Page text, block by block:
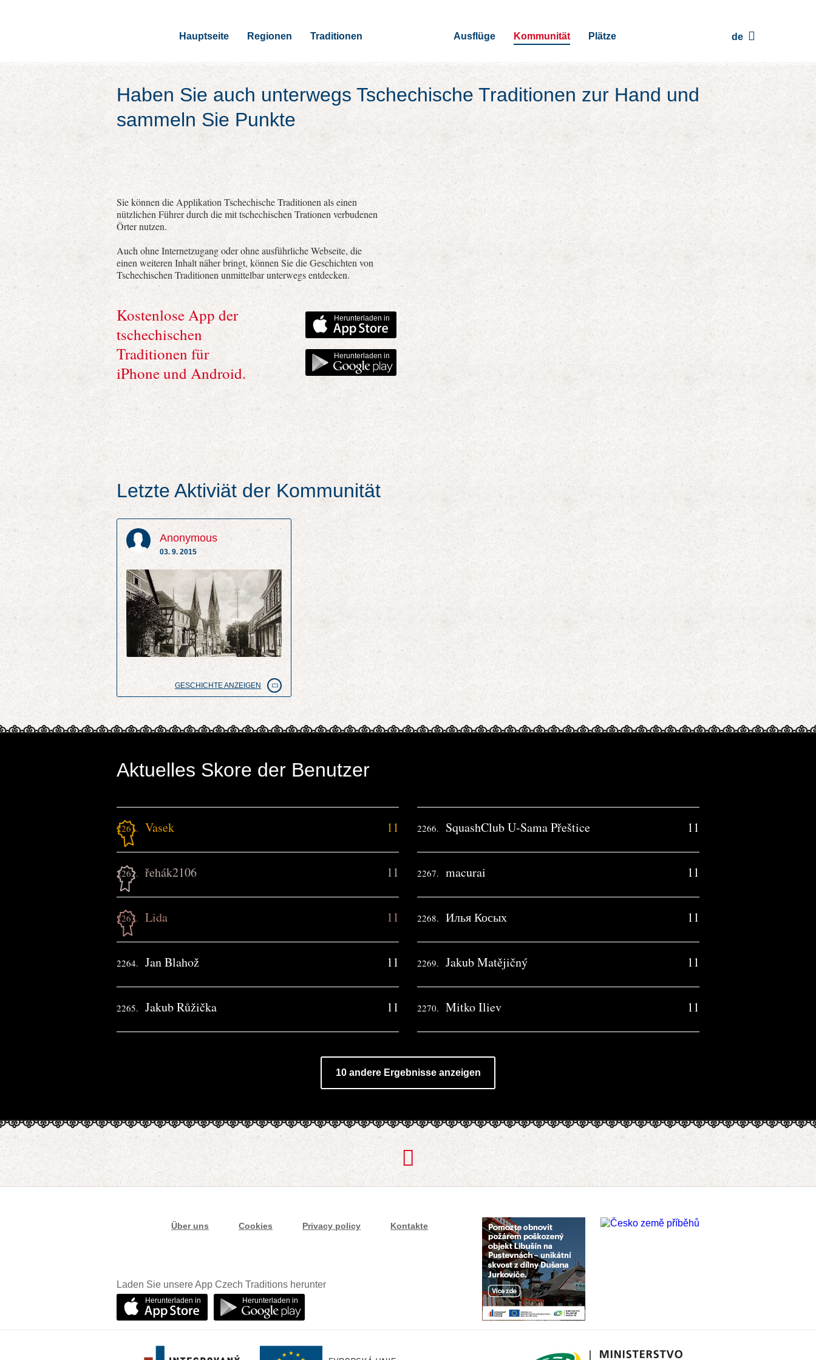
de
Hauptseite Regionen Traditionen Ausflüge Kommunität Plätze
Haben Sie auch unterwegs Tschechische Traditionen zur Hand und
sammeln Sie Punkte
Sie können die Applikation Tschechische Traditionen als einen
nützlichen Führer durch die mit tschechischen Trationen verbudenen
Örter nutzen.
Auch ohne Internetzugang oder ohne ausführliche Webseite, die
einen weiteren Inhalt näher bringt, können Sie die Geschichten von
Tschechischen Traditionen unmittelbar unterwegs entdecken.
Kostenlose App der
tschechischen
Traditionen für
iPhone und Android.
Herunterladen in
Herunterladen in
Letzte Aktiviät der Kommunität
Anonymous
03. 9. 2015
GESCHICHTE ANZEIGEN
Aktuelles Skore der Benutzer
2261. Vasek 11
2262. řehák2106 11
2263. Lida 11
2264. Jan Blahož 11
2265. Jakub Růžička 11
2266. SquashClub U-Sama Přeštice 11
2267. macurai 11
2268. Илья Косых 11
2269. Jakub Matějičný 11
2270. Mitko Iliev 11
10 andere Ergebnisse anzeigen
Über uns Cookies Privacy policy Kontakte
Laden Sie unsere App Czech Traditions herunter
Herunterladen in Herunterladen in